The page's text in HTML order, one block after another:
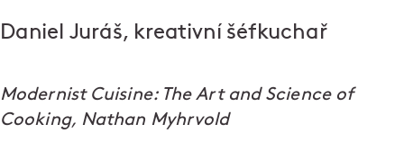
Daniel Juráš, kreativní šéfkuchař
Modernist Cuisine: The Art and Science of
Cooking, Nathan Myhrvold